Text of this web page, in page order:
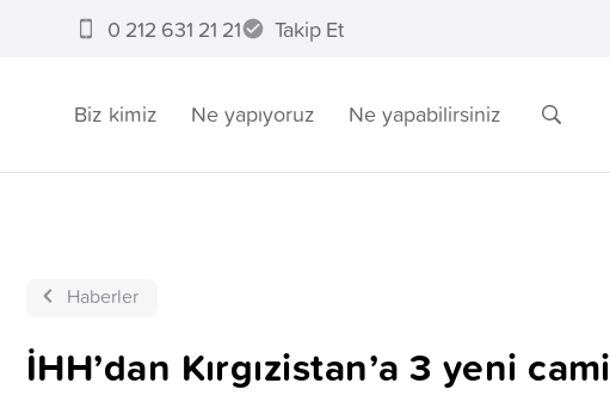
0 212 631 21 21 Takip Et
Biz kimiz Ne yapıyoruz Ne yapabilirsiniz
Haberler
İHH’dan Kırgızistan’a 3 yeni cami